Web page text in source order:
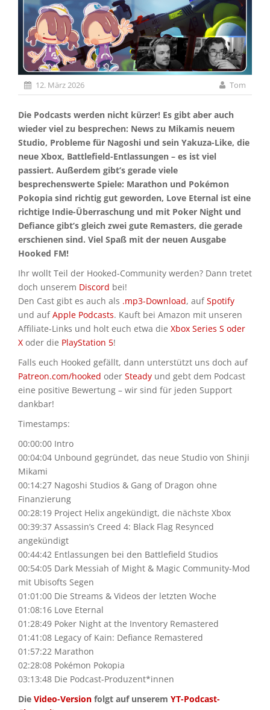
12. März 2026 Tom
Die Podcasts werden nicht kürzer! Es gibt aber auch
wieder viel zu besprechen: News zu Mikamis neuem
Studio, Probleme für Nagoshi und sein Yakuza-Like, die
neue Xbox, Battlefield-Entlassungen – es ist viel
passiert. Außerdem gibt’s gerade viele
besprechenswerte Spiele: Marathon und Pokémon
Pokopia sind richtig gut geworden, Love Eternal ist eine
richtige Indie-Überraschung und mit Poker Night und
Defiance gibt’s gleich zwei gute Remasters, die gerade
erschienen sind. Viel Spaß mit der neuen Ausgabe
Hooked FM!
Ihr wollt Teil der Hooked-Community werden? Dann tretet
doch unserem Discord bei!
Den Cast gibt es auch als .mp3-Download, aufSpotify
und aufApple Podcasts. Kauft bei Amazon mit unseren
Affiliate-Links und holt euch etwa die Xbox Series S oder
X oder die PlayStation 5!
Falls euch Hooked gefällt, dann unterstützt uns doch auf
Patreon.com/hooked oder Steady und gebt dem Podcast
eine positive Bewertung – wir sind für jeden Support
dankbar!
Timestamps:
00:00:00 Intro
00:04:04 Unbound gegründet, das neue Studio von Shinji
Mikami
00:14:27 Nagoshi Studios & Gang of Dragon ohne
Finanzierung
00:28:19 Project Helix angekündigt, die nächste Xbox
00:39:37 Assassin’s Creed 4: Black Flag Resynced
angekündigt
00:44:42 Entlassungen bei den Battlefield Studios
00:54:05 Dark Messiah of Might & Magic Community-Mod
mit Ubisofts Segen
01:01:00 Die Streams & Videos der letzten Woche
01:08:16 Love Eternal
01:28:49 Poker Night at the Inventory Remastered
01:41:08 Legacy of Kain: Defiance Remastered
01:57:22 Marathon
02:28:08 Pokémon Pokopia
03:13:48 Die Podcast-Produzent*innen
Die Video-Version folgt auf unserem YT-Podcast-